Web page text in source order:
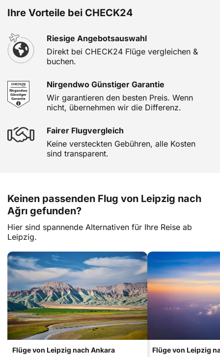
Ihre Vorteile bei CHECK24
Riesige Angebotsauswahl
Direkt bei CHECK24 Flüge vergleichen &
buchen.
Nirgendwo Günstiger Garantie
Wir garantieren den besten Preis. Wenn
nicht, übernehmen wir die Differenz.
Fairer Flugvergleich
Keine versteckten Gebühren, alle Kosten
sind transparent.
Keinen passenden Flug von Leipzig nach
Ağrı gefunden?
Hier sind spannende Alternativen für Ihre Reise ab
Leipzig.
Flüge von Leipzig nach Ankara
Flüge von Leipzig